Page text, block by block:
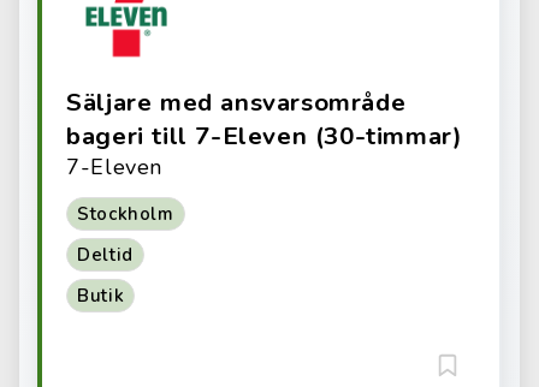
Säljare med ansvarsområde
bageri till 7-Eleven (30-timmar)
7-Eleven
Stockholm
Deltid
Butik